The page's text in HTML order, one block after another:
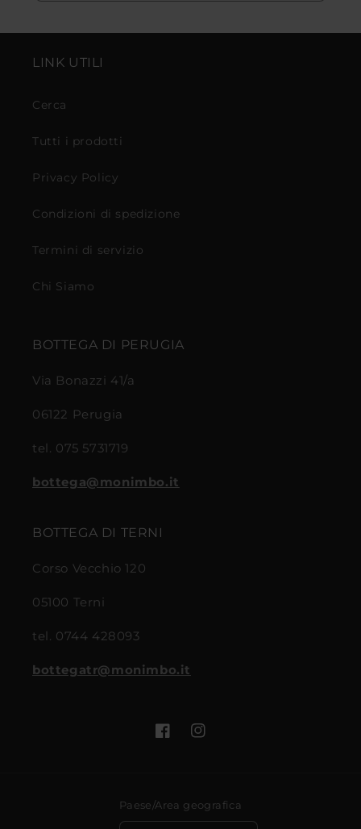
LINK UTILI
Cerca
Tutti i prodotti
Privacy Policy
Condizioni di spedizione
Termini di servizio
Chi Siamo
BOTTEGA DI PERUGIA
Via Bonazzi 41/a
06122 Perugia
tel. 075 5731719
bottega@monimbo.it
BOTTEGA DI TERNI
Corso Vecchio 120
05100 Terni
tel. 0744 428093
bottegatr@monimbo.it
FacebookInstagram
Paese/Area geografica